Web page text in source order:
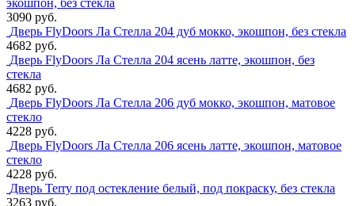
экошпон, без стекла
3090 руб.
Дверь FlyDoors Ла Стелла 204 дуб мокко, экошпон, без стекла
4682 руб.
Дверь FlyDoors Ла Стелла 204 ясень латте, экошпон, без
стекла
4682 руб.
Дверь FlyDoors Ла Стелла 206 дуб мокко, экошпон, матовое
стекло
4228 руб.
Дверь FlyDoors Ла Стелла 206 ясень латте, экошпон, матовое
стекло
4228 руб.
Дверь Terry под остекление белый, под покраску, без стекла
3263 руб.